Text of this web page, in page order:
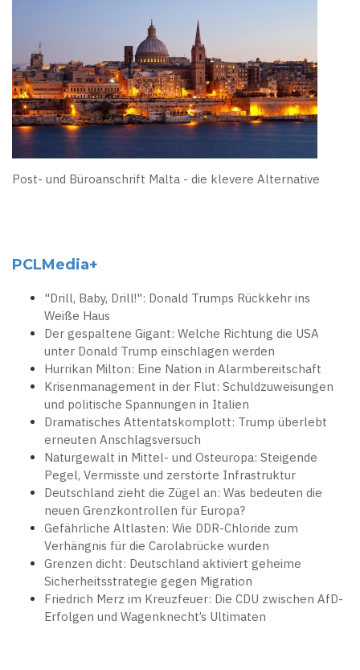
Post- und Büroanschrift Malta - die klevere Alternative
PCLMedia+
"Drill, Baby, Drill!": Donald Trumps Rückkehr ins
Weiße Haus
Der gespaltene Gigant: Welche Richtung die USA
unter Donald Trump einschlagen werden
Hurrikan Milton: Eine Nation in Alarmbereitschaft
Krisenmanagement in der Flut: Schuldzuweisungen
und politische Spannungen in Italien
Dramatisches Attentatskomplott: Trump überlebt
erneuten Anschlagsversuch
Naturgewalt in Mittel- und Osteuropa: Steigende
Pegel, Vermisste und zerstörte Infrastruktur
Deutschland zieht die Zügel an: Was bedeuten die
neuen Grenzkontrollen für Europa?
Gefährliche Altlasten: Wie DDR-Chloride zum
Verhängnis für die Carolabrücke wurden
Grenzen dicht: Deutschland aktiviert geheime
Sicherheitsstrategie gegen Migration
Friedrich Merz im Kreuzfeuer: Die CDU zwischen AfD-
Erfolgen und Wagenknecht’s Ultimaten